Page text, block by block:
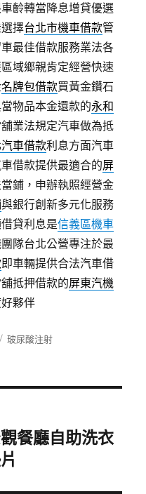
齡轉當降息增貸優選
擇台北市機車借款管
最佳借款服務業法各
域鄉親肯定經營快速
名牌包借款買黃金鑽石
物品本金還款的永和
業法規定汽車做為抵
車借款利息方面汽車
借款提供最適合的屏
鋪，申辦執照經營金
與銀行創新多元化服務
貸利息是信義區機車
隊台北公營專注於最
即車輛提供合法汽車借
抵押借款的屏東汽機
夥伴
分
玻尿酸注射
餐廳自助洗衣